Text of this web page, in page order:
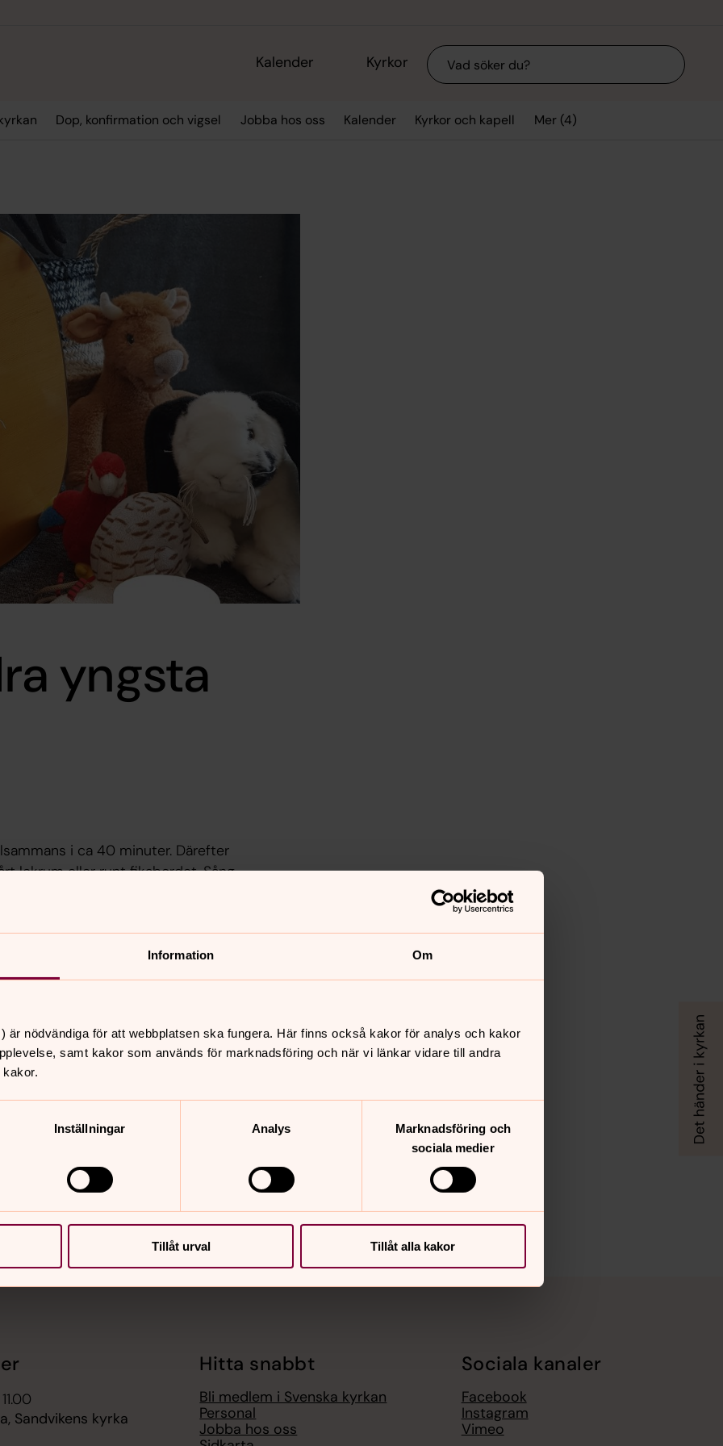
Information Om
är nödvändiga för att webbplatsen ska fungera. Här finns också kakor för analys och kakor
samt kakor som används för marknadsföring och när vi länkar vidare till andra
Inställningar Analys
Marknadsföring och
sociala medier
Tillåt urval Tillåt alla kakor
Kalender Kyrkor Sök
Dop, konfirmation och vigsel Jobba hos oss Kalender Kyrkor och kapell Mer (4)
yngsta
i ca 40 minuter. Därefter
lekrum eller runt fikabordet. Sång
stimuleras i sin språkliga och
om glömda barnvisor och lär sig
Sandvikens kyrka
Hitta snabbt
Bli medlem i Svenska kyrkan
Personal
Jobba hos oss
Sociala kanaler
Facebook
Instagram
Vimeo